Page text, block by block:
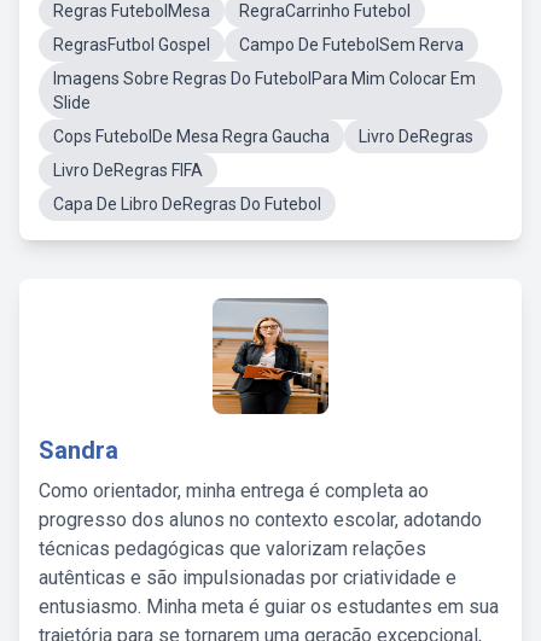
Regras FutebolMesa
RegraCarrinho Futebol
RegrasFutbol Gospel
Campo De FutebolSem Rerva
Imagens Sobre Regras Do FutebolPara Mim Colocar Em
Slide
Cops FutebolDe Mesa Regra Gaucha
Livro DeRegras
Livro DeRegras FIFA
Capa De Libro DeRegras Do Futebol
Sandra
Como orientador, minha entrega é completa ao
progresso dos alunos no contexto escolar, adotando
técnicas pedagógicas que valorizam relações
autênticas e são impulsionadas por criatividade e
entusiasmo. Minha meta é guiar os estudantes em sua
trajetória para se tornarem uma geração excepcional,